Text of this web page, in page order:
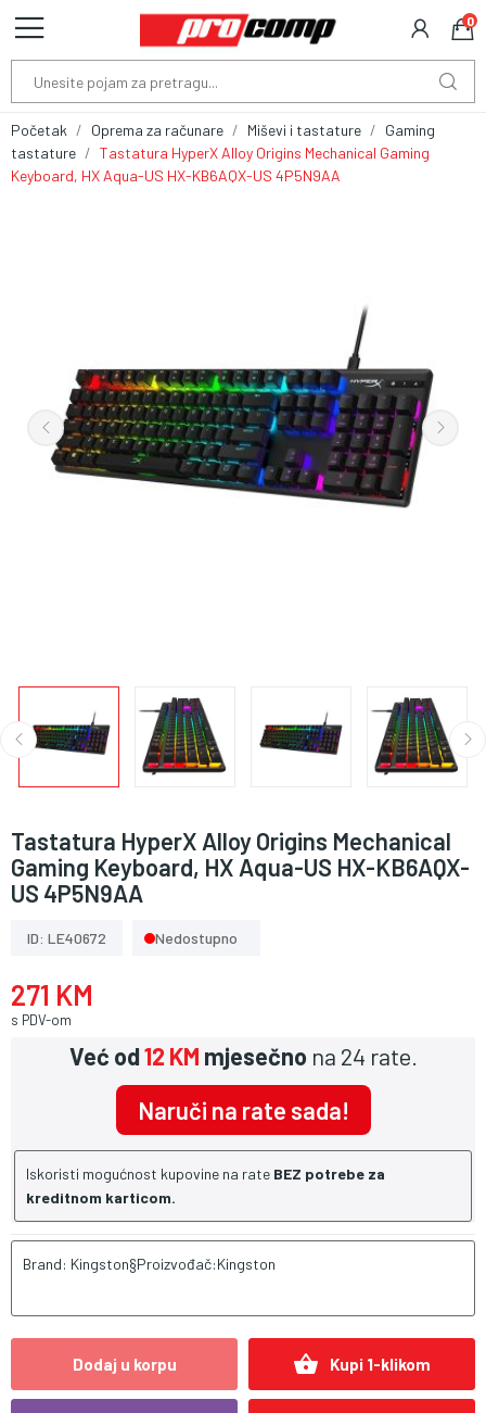
0
Početak Oprema za računare Miševi i tastature
Gaming
tastature
Tastatura HyperX Alloy Origins Mechanical Gaming
Keyboard, HX Aqua-US HX-KB6AQX-US 4P5N9AA
Tastatura HyperX Alloy Origins Mechanical
Gaming Keyboard, HX Aqua-US HX-KB6AQX-
US 4P5N9AA
ID: LE40672 Nedostupno
271 KM
s PDV-om
Već od12 KM mjesečno na 24 rate.
Naruči na rate sada!
Iskoristi mogućnost kupovine na rate BEZ potrebe za
kreditnom karticom.
Brand: Kingston§Proizvođač:Kingston
Dodaj u korpu shopping_basket Kupi 1-klikom